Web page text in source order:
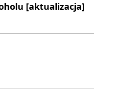
[aktualizacja]